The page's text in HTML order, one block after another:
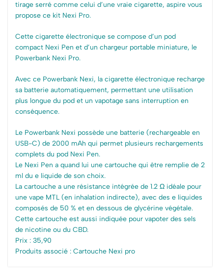
tirage serré comme celui d’une vraie cigarette, aspire vous
propose ce kit Nexi Pro.
Cette cigarette électronique se compose d’un pod
compact Nexi Pen et d’un chargeur portable miniature, le
Powerbank Nexi Pro.
Avec ce Powerbank Nexi, la cigarette électronique recharge
sa batterie automatiquement, permettant une utilisation
plus longue du pod et un vapotage sans interruption en
conséquence.
Le Powerbank Nexi possède une batterie (rechargeable en
USB-C) de 2000 mAh qui permet plusieurs rechargements
complets du pod Nexi Pen.
Le Nexi Pen a quand lui une cartouche qui être remplie de 2
ml du e liquide de son choix.
La cartouche a une résistance intégrée de 1.2 Ω idéale pour
une vape MTL (en inhalation indirecte), avec des e liquides
composés de 50 % et en dessous de glycérine végétale.
Cette cartouche est aussi indiquée pour vapoter des sels
de nicotine ou du CBD.
Prix : 35,90
Produits associé : Cartouche Nexi pro